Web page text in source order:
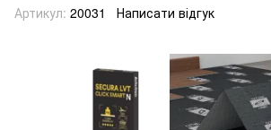
Артикул: 20031 Написати відгук